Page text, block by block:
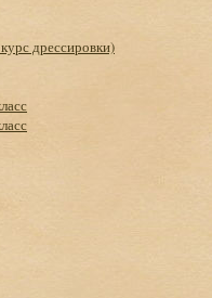
дрессировки)